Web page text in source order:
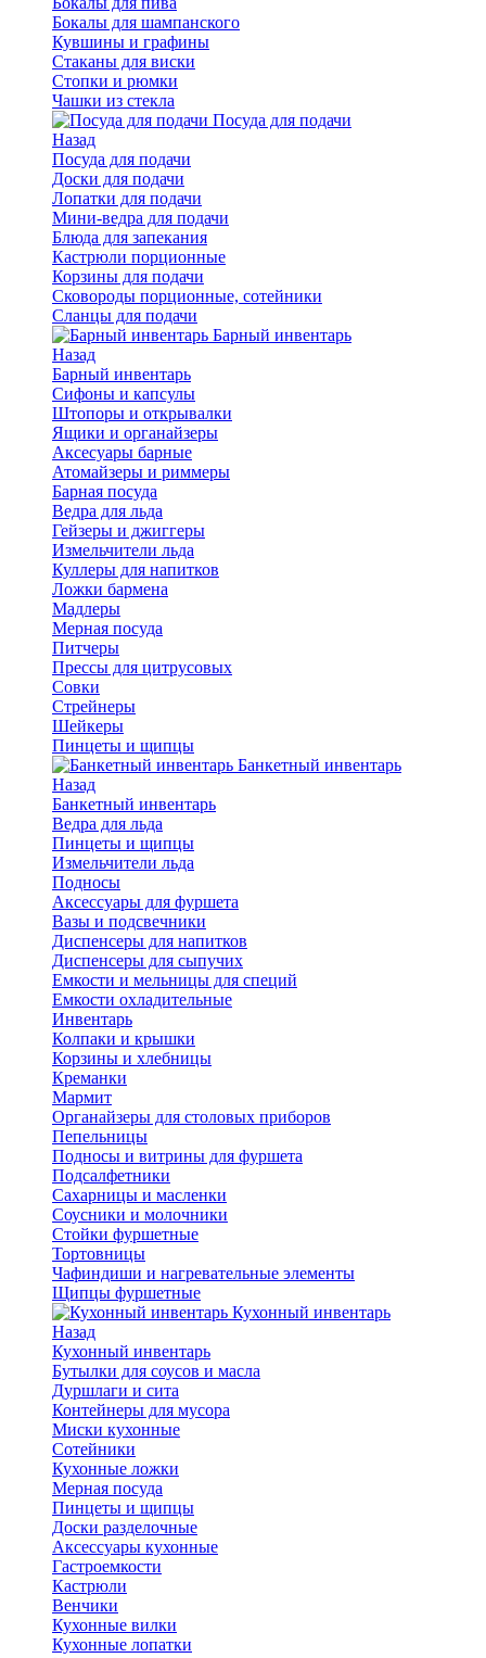
Бокалы для шампанского
Кувшины и графины
Стаканы для виски
Стопки и рюмки
Чашки из стекла
Посуда для подачи
Назад
Посуда для подачи
Доски для подачи
Лопатки для подачи
Мини-ведра для подачи
Блюда для запекания
Кастрюли порционные
Корзины для подачи
Сковороды порционные, сотейники
Сланцы для подачи
Барный инвентарь
Назад
Барный инвентарь
Сифоны и капсулы
Штопоры и открывалки
Ящики и органайзеры
Аксесуары барные
Атомайзеры и риммеры
Барная посуда
Ведра для льда
Гейзеры и джиггеры
Измельчители льда
Куллеры для напитков
Ложки бармена
Мадлеры
Мерная посуда
Питчеры
Прессы для цитрусовых
Совки
Стрейнеры
Шейкеры
Пинцеты и щипцы
Банкетный инвентарь
Назад
Банкетный инвентарь
Ведра для льда
Пинцеты и щипцы
Измельчители льда
Подносы
Аксессуары для фуршета
Вазы и подсвечники
Диспенсеры для напитков
Диспенсеры для сыпучих
Емкости и мельницы для специй
Емкости охладительные
Инвентарь
Колпаки и крышки
Корзины и хлебницы
Креманки
Мармит
Органайзеры для столовых приборов
Пепельницы
Подносы и витрины для фуршета
Подсалфетники
Сахарницы и масленки
Соусники и молочники
Стойки фуршетные
Тортовницы
Чафиндиши и нагревательные элементы
Щипцы фуршетные
Кухонный инвентарь
Назад
Кухонный инвентарь
Бутылки для соусов и масла
Дуршлаги и сита
Контейнеры для мусора
Миски кухонные
Сотейники
Кухонные ложки
Мерная посуда
Пинцеты и щипцы
Доски разделочные
Аксессуары кухонные
Гастроемкости
Кастрюли
Венчики
Кухонные вилки
Кухонные лопатки